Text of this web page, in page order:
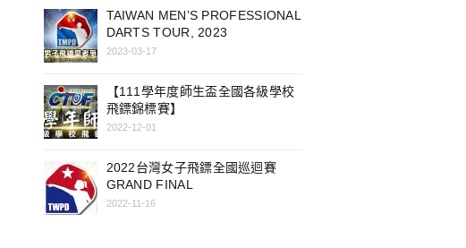
TAIWAN MEN’S PROFESSIONAL
DARTS TOUR, 2023
2023-03-17
【111學年度師生盃全國各級學校
飛鏢錦標賽】
2022-12-01
2022台灣女子飛鏢全國巡迴賽
GRAND FINAL
2022-11-16